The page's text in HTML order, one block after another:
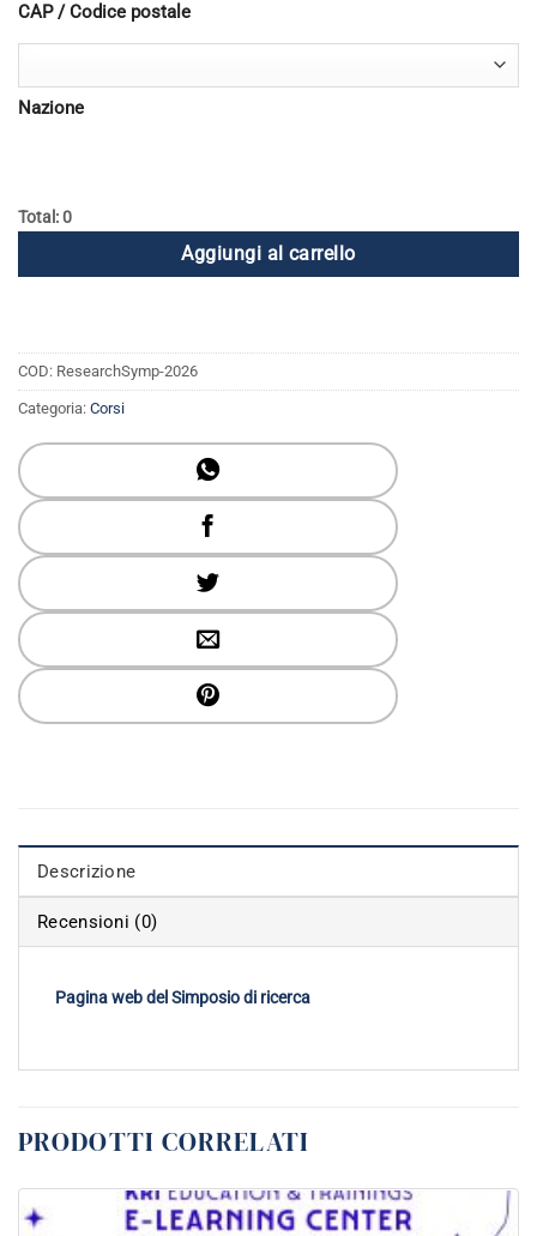
CAP / Codice postale
Nazione
Total: 0
Aggiungi al carrello
COD: ResearchSymp-2026
Categoria: Corsi
Descrizione
Recensioni (0)
Pagina web del Simposio di ricerca
PRODOTTI CORRELATI